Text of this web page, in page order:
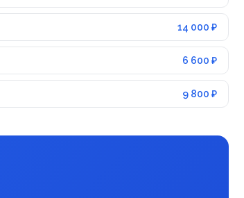
14 000 ₽
6 600 ₽
9 800 ₽